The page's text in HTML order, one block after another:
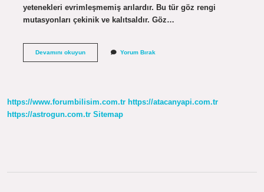
yetenekleri evrimleşmemiş arılardır. Bu tür göz rengi
mutasyonları çekinik ve kalıtsaldır. Göz…
Devamını okuyunKraliçe
Yorum Bırak
https://www.forumbilisim.com.tr https://atacanyapi.com.tr
https://astrogun.com.tr Sitemap